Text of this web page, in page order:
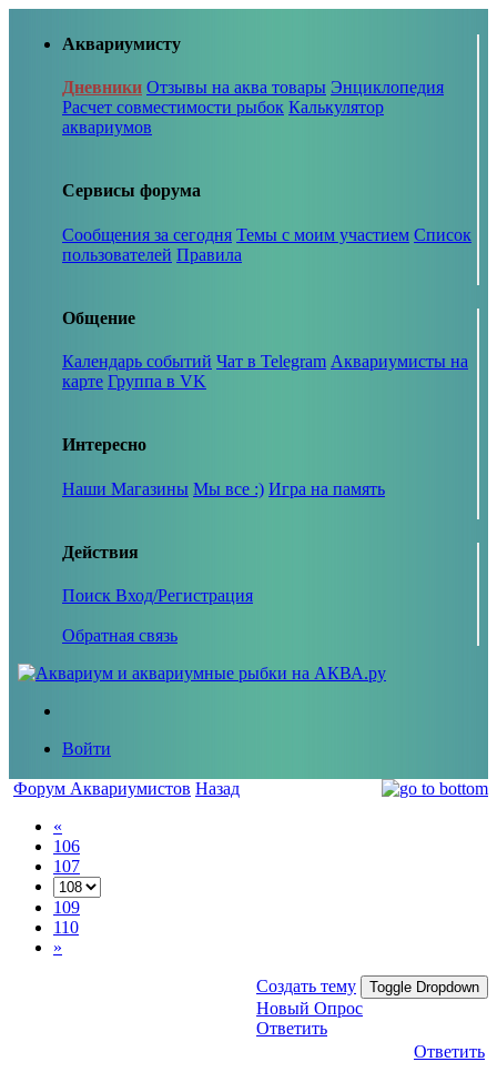
Аквариумисту
Дневники Отзывы на аква товары Энциклопедия
Расчет совместимости рыбок Калькулятор
аквариумов
Сервисы форума
Сообщения за сегодня Темы с моим участием Список
пользователей Правила
Общение
Календарь событий Чат в Telegram Аквариумисты на
карте Группа в VK
Интересно
Наши Магазины Мы все :) Игра на память
Действия
Поиск Вход/Регистрация
Обратная связь
Войти
Форум Аквариумистов Назад
«
106
107
109
110
»
Создать тему Toggle Dropdown
Новый Опрос
Ответить
Ответить